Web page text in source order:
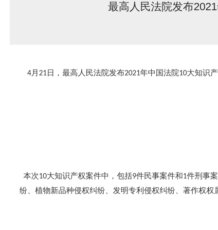
最高人民法院发布
4月 21日，最高人民法院发布2021年中国法院10大知识
本次10大知识产权案件中，包括9件民事案件和1件刑事
纷、植物新品种侵权纠纷、发明专利侵权纠纷、著作权